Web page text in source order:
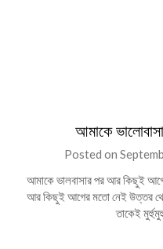
আমাকে
Posted on
আমাকে ভালবাসার পর আর কিছুই
আর কিছুই আগের মতো নেই উত্তর
তাকেই